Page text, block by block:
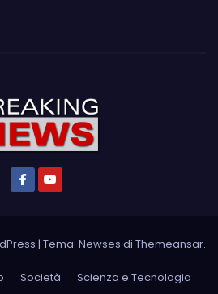
| Tema: Newses di Themeansar.
Società Scienza e Tecnologia